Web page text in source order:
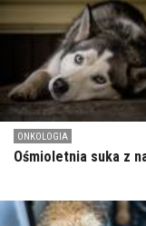
ONKOLOGIA
Ośmioletnia suka z